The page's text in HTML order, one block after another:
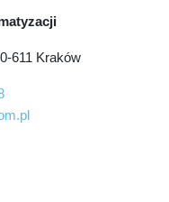
611 Kraków